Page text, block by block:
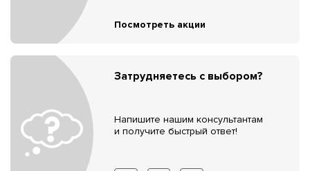
Посмотреть акции
Затрудняетесь с выбором?
Напишите нашим консультантам
и получите быстрый ответ!